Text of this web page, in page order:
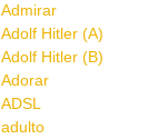
Admirar
Adolf Hitler (A)
Adolf Hitler (B)
Adorar
ADSL
adulto